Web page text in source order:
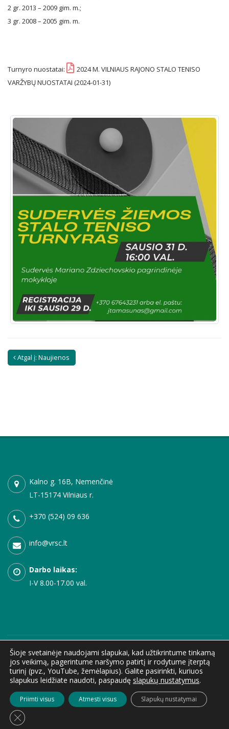
2 gr. 2013 – 2009 gim. m.;
3 gr. 2008 – 2005 gim. m.
Turnyro nuostatai:
2024 M. VILNIAUS RAJONO STALO TENISO
VARŽYBŲ NUOSTATAI (2024-01-31)
Atgal į: Naujienos
Kalno g. 16B, Nemenčinė
LT-15174 Vilniaus r.
+370 (524) 09 636
info@vrsc.lt
Darbo laikas:
I-V 8.00-17.00 val.
© 1999 - 2026 Vilniaus rajono sporto centras. Visos teisės saugomos. |Privatumo
politika|Korupcijos prenevcija|Pranešėjų apsauga | Asmens duomenų
apsauga| Teisinė informacija| Konsultavimasis su visuomene | Dažniausiai
kūrimas
Šioje svetainėje naudojami slapukai, kad užtikrintume tinkamą
jos veikimą, pagerintume naršymo patirtį ir rodytume įterptą
turinį (pvz., YouTube, žemėlapius). Galite pasirinkti, kuriuos
slapukus leidžiate naudoti, paspaudę slapukų nustatymus.
Priimti visus Atmesti visus Slapukų nustatymai
Close GDPR Cookie Banner